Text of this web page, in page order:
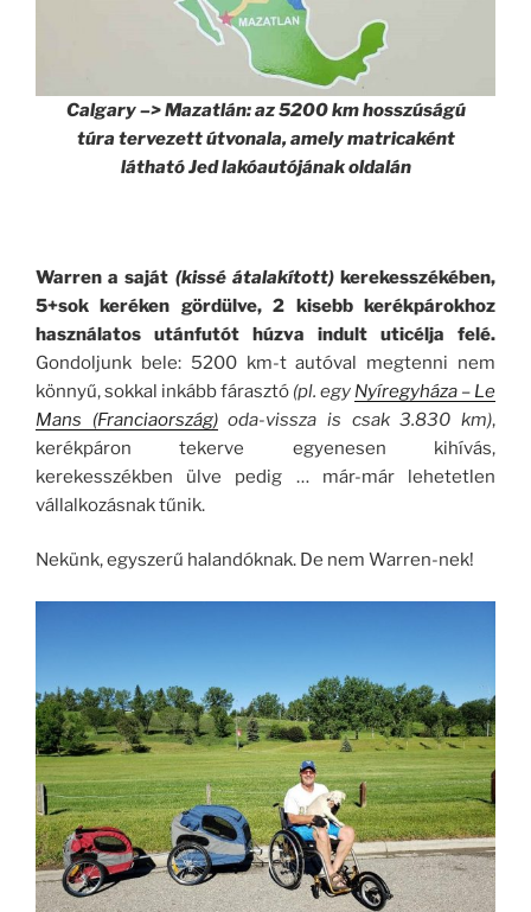
Calgary –> Mazatlán: az 5200 km hosszúságú
túra tervezett útvonala, amely matricaként
látható Jed lakóautójának oldalán
Warren a saját (kissé átalakított)kerekesszékében,
5+sok keréken gördülve, 2 kisebb kerékpárokhoz
használatos utánfutót húzva indult uticélja felé.
Gondoljunk bele: 5200 km-t autóval megtenni nem
könnyű, sokkal inkább fárasztó (pl. egy Nyíregyháza – Le
Mans (Franciaország)oda-vissza is csak 3.830 km),
kerékpáron tekerve egyenesen kihívás,
kerekesszékben ülve pedig … már-már lehetetlen
vállalkozásnak tűnik.
Nekünk, egyszerű halandóknak. De nem Warren-nek!